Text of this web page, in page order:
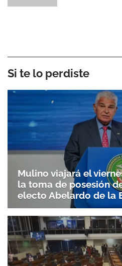
Si te lo perdiste
Mulino viajará el
la toma de posesión
electo Abelardo de la